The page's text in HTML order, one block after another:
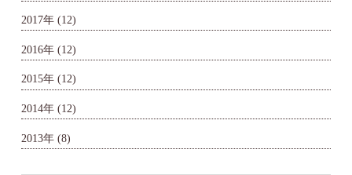
2017年 (12)
2016年 (12)
2015年 (12)
2014年 (12)
2013年 (8)